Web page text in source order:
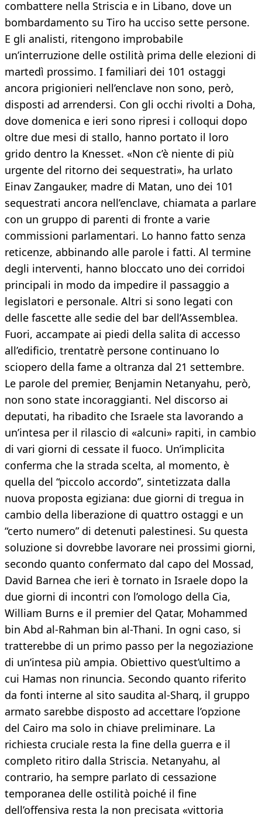
combattere nella Striscia e in Libano, dove un
bombardamento su Tiro ha ucciso sette persone.
E gli analisti, ritengono improbabile
un’interruzione delle ostilità prima delle elezioni di
martedì prossimo. I familiari dei 101 ostaggi
ancora prigionieri nell’enclave non sono, però,
disposti ad arrendersi. Con gli occhi rivolti a Doha,
dove domenica e ieri sono ripresi i colloqui dopo
oltre due mesi di stallo, hanno portato il loro
grido dentro la Knesset. «Non c’è niente di più
urgente del ritorno dei sequestrati», ha urlato
Einav Zangauker, madre di Matan, uno dei 101
sequestrati ancora nell’enclave, chiamata a parlare
con un gruppo di parenti di fronte a varie
commissioni parlamentari. Lo hanno fatto senza
reticenze, abbinando alle parole i fatti. Al termine
degli interventi, hanno bloccato uno dei corridoi
principali in modo da impedire il passaggio a
legislatori e personale. Altri si sono legati con
delle fascette alle sedie del bar dell’Assemblea.
Fuori, accampate ai piedi della salita di accesso
all’edificio, trentatrè persone continuano lo
sciopero della fame a oltranza dal 21 settembre.
Le parole del premier, Benjamin Netanyahu, però,
non sono state incoraggianti. Nel discorso ai
deputati, ha ribadito che Israele sta lavorando a
un’intesa per il rilascio di «alcuni» rapiti, in cambio
di vari giorni di cessate il fuoco. Un’implicita
conferma che la strada scelta, al momento, è
quella del “piccolo accordo”, sintetizzata dalla
nuova proposta egiziana: due giorni di tregua in
cambio della liberazione di quattro ostaggi e un
“certo numero” di detenuti palestinesi. Su questa
soluzione si dovrebbe lavorare nei prossimi giorni,
secondo quanto confermato dal capo del Mossad,
David Barnea che ieri è tornato in Israele dopo la
due giorni di incontri con l’omologo della Cia,
William Burns e il premier del Qatar, Mohammed
bin Abd al-Rahman bin al-Thani. In ogni caso, si
tratterebbe di un primo passo per la negoziazione
di un’intesa più ampia. Obiettivo quest’ultimo a
cui Hamas non rinuncia. Secondo quanto riferito
da fonti interne al sito saudita al-Sharq, il gruppo
armato sarebbe disposto ad accettare l’opzione
del Cairo ma solo in chiave preliminare. La
richiesta cruciale resta la fine della guerra e il
completo ritiro dalla Striscia. Netanyahu, al
contrario, ha sempre parlato di cessazione
temporanea delle ostilità poiché il fine
dell’offensiva resta la non precisata «vittoria